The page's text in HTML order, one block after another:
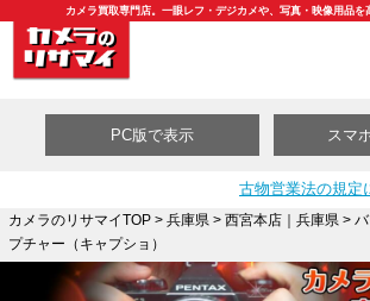
カメラ買取専門店。一眼レフ・デジカメや、写真・映像用品を
PC版で表示 スマ
古物営業法の規定
カメラのリサマイTOP> 兵庫県 > 西宮本店｜兵庫県 >
プチャー（キャプショ）